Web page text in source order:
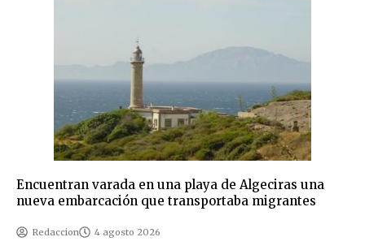
Encuentran varada en una playa de Algeciras una
nueva embarcación que transportaba migrantes
Redaccion 4 agosto 2026